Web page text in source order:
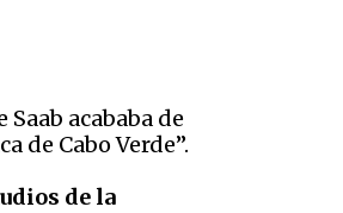
acababa de
de Cabo Verde”.
de la